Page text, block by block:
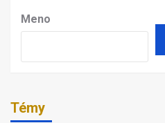
Meno
Témy